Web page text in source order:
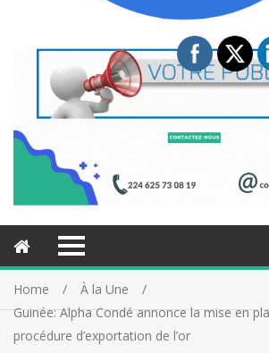
Home
À la Une
Guinée: Alpha Condé annonce la mise en
procédure d’exportation de l’or